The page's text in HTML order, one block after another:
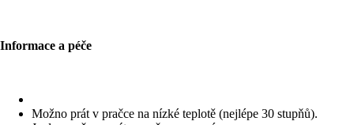
Informace a péče
Možno prát v pračce na nízké teplotě (nejlépe 30 stupňů).